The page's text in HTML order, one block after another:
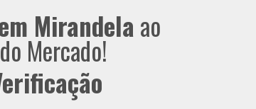
Mirandela ao
Mercado!